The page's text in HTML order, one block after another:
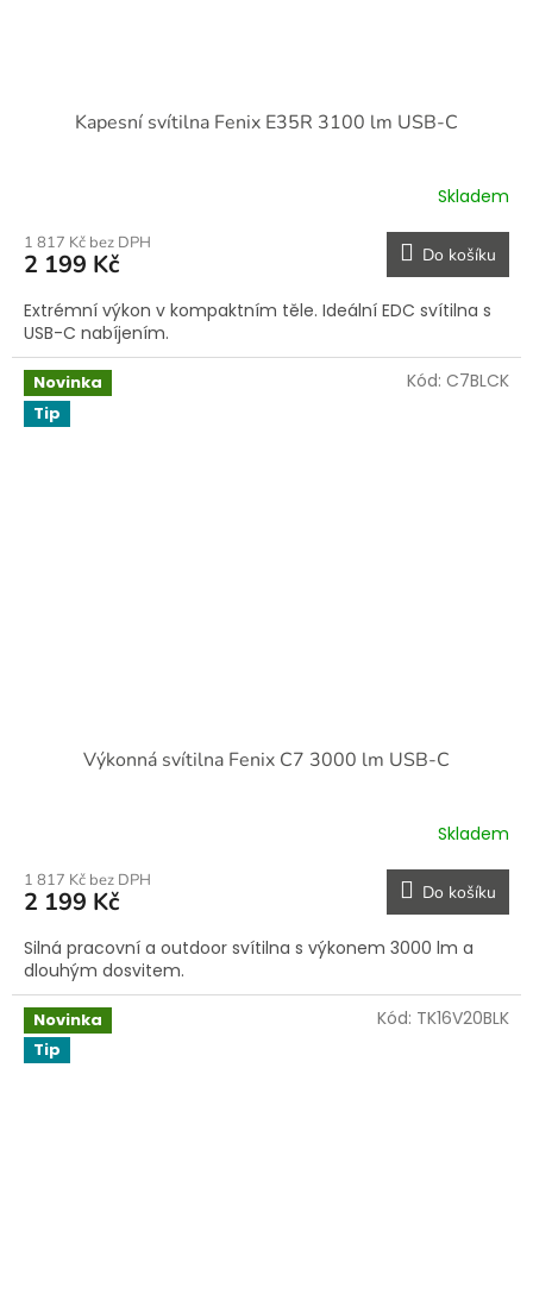
Kapesní svítilna Fenix E35R 3100 lm USB-C
Skladem
1 817 Kč bez DPH
2 199 Kč Do košíku
Extrémní výkon v kompaktním těle. Ideální EDC svítilna s
USB-C nabíjením.
Novinka
Tip
Výkonná svítilna Fenix C7 3000 lm USB-C
Skladem
1 817 Kč bez DPH
2 199 Kč Do košíku
Silná pracovní a outdoor svítilna s výkonem 3000 lm a
dlouhým dosvitem.
Kód: C7BLCK
Novinka
Tip
Kód: TK16V20BLK